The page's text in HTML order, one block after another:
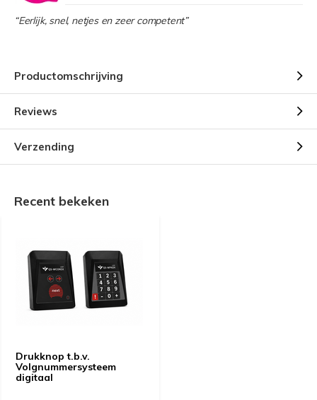
“Eerlijk, snel, netjes en zeer competent”
Productomschrijving
Reviews
Verzending
Recent bekeken
Drukknop t.b.v.
Volgnummersysteem
digitaal